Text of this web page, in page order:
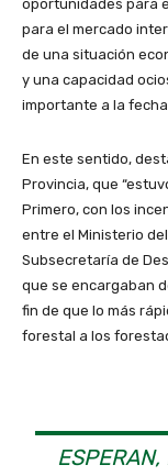
oportunidades para
para el mercado
de una situación
y una capacidad
importante a la
En este sentido,
Provincia, que
Primero, con los
entre el Ministerio
Subsecretaría de
que se encargaban
fin de que lo más
forestal a los
ESPERAN,